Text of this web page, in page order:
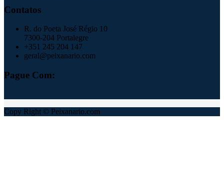
Contatos
R. do Poeta José Régio 10
7300-204 Portalegre
+351 245 204 147
geral@peixanario.com
Pague Com:
Copy Right © Peixanario.com